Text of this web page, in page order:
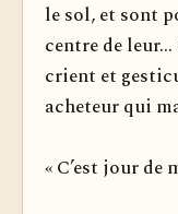
le sol, et sont
centre de
crient et
acheteur qui
« C’est jour de